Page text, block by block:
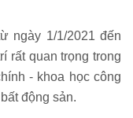
ngày 1/1/2021 đến
rất quan trọng trong
- khoa học công
động sản.